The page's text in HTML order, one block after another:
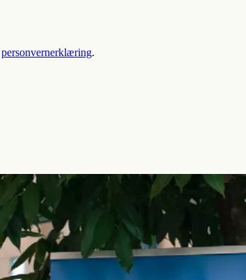
personvernerklæring.